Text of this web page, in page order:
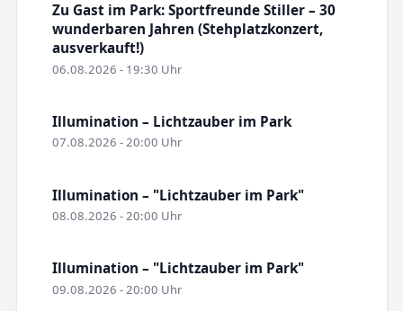
Zu Gast im Park: Sportfreunde Stiller – 30
wunderbaren Jahren (Stehplatzkonzert,
ausverkauft!)
06.08.2026 - 19:30 Uhr
Illumination – Lichtzauber im Park
07.08.2026 - 20:00 Uhr
Illumination – "Lichtzauber im Park"
08.08.2026 - 20:00 Uhr
Illumination – "Lichtzauber im Park"
09.08.2026 - 20:00 Uhr